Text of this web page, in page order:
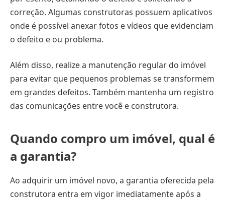
correção. Algumas construtoras possuem aplicativos
onde é possível anexar fotos e vídeos que evidenciam
o defeito e ou problema.
Além disso, realize a manutenção regular do imóvel
para evitar que pequenos problemas se transformem
em grandes defeitos. Também mantenha um registro
das comunicações entre você e construtora.
Quando compro um imóvel, qual é
a garantia?
Ao adquirir um imóvel novo, a garantia oferecida pela
construtora entra em vigor imediatamente após a